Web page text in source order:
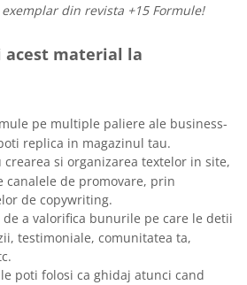
din revista +15 Formule!
acest material la
pe multiple paliere ale business-
replica in magazinul tau.
si organizarea textelor in site,
canalele de promovare, prin
de copywriting.
a valorifica bunurile pe care le detii
testimoniale, comunitatea ta,
poti folosi ca ghidaj atunci cand